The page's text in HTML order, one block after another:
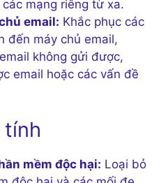
mạng riêng từ xa.
email: Khắc phục các
đến máy chủ email,
không gửi được,
email hoặc các vấn đề
tính
mềm độc hại: Loại bỏ